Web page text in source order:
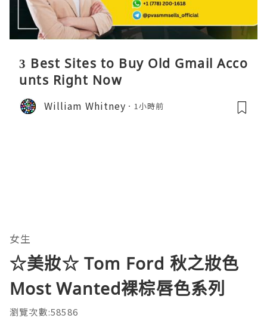
3 Best Sites to Buy Old Gmail Acco
unts Right Now
William Whitney 1小時前
女生
☆美妝☆ Tom Ford 秋之妝色
Most Wanted裸棕唇色系列
瀏覽次數:58586